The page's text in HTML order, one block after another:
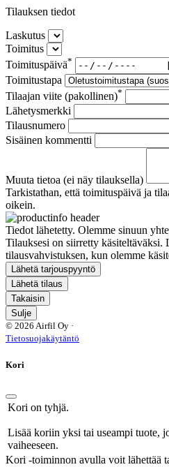
Tilauksen tiedot
Laskutus
Toimitus
Toimituspäivä*
Toimitustapa
Tilaajan viite (pakollinen)*
Lähetysmerkki
Tilausnumero
Sisäinen kommentti
Muuta tietoa (ei näy tilauksella)
Tarkistathan, että toimituspäivä ja
oikein.
Tiedot lähetetty. Olemme sinuun
Tilauksesi on siirretty käsiteltäväksi.
tilausvahvistuksen, kun olemme
Lähetä tarjouspyyntö
Lähetä tilaus
Takaisin
Sulje
© 2026 Airfil Oy ·
Tietosuojakäytäntö
Kori
Kori on tyhjä.
Lisää koriin yksi tai useampi tuote,
vaiheeseen.
Kori -toiminnon avulla voit lähettää